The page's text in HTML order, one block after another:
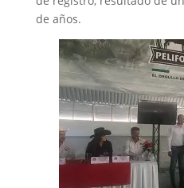
de años.